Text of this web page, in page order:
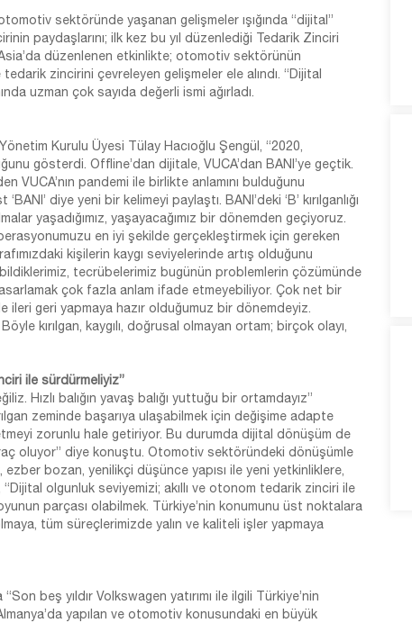
sektöründe yaşanan gelişmeler ışığında “dijital”
paydaşlarını; ilk kez bu yıl düzenlediği Tedarik Zinciri
düzenlenen etkinlikte; otomotiv sektörünün
zincirini çevreleyen gelişmeler ele alındı. “Dijital
uzman çok sayıda değerli ismi ağırladı.
Kurulu Üyesi Tülay Hacıoğlu Şengül, “2020,
gösterdi. Offline’dan dijitale, VUCA’dan BANI’ye geçtik.
VUCA’nın pandemi ile birlikte anlamını bulduğunu
diye yeni bir kelimeyi paylaştı. BANI’deki ‘B’ kırılganlığı
yaşadığımız, yaşayacağımız bir dönemden geçiyoruz.
en iyi şekilde gerçekleştirmek için gereken
kişilerin kaygı seviyelerinde artış olduğunu
tecrübelerimiz bugünün problemlerin çözümünde
çok fazla anlam ifade etmeyebiliyor. Çok net bir
ileri geri yapmaya hazır olduğumuz bir dönemdeyiz.
kırılgan, kaygılı, doğrusal olmayan ortam; birçok olayı,
ile sürdürmeliyiz”
Hızlı balığın yavaş balığı yuttuğu bir ortamdayız”
zeminde başarıya ulaşabilmek için değişime adapte
zorunlu hale getiriyor. Bu durumda dijital dönüşüm de
oluyor” diye konuştu. Otomotiv sektöründeki dönüşümle
ezber bozan, yenilikçi düşünce yapısı ile yeni yetkinliklere,
olgunluk seviyemizi; akıllı ve otonom tedarik zinciri ile
parçası olabilmek. Türkiye’nin konumunu üst noktalara
tüm süreçlerimizde yalın ve kaliteli işler yapmaya
beş yıldır Volkswagen yatırımı ile ilgili Türkiye’nin
yapılan ve otomotiv konusundaki en büyük